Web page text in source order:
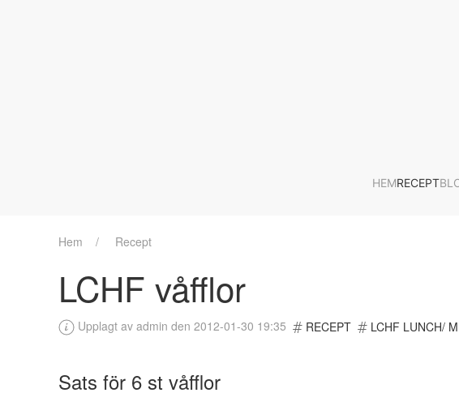
HEMRECEPT
Hem Recept
LCHF våfflor
Upplagt av admin den 2012-01-30 19:35 RECEPT LCHF LUNCH/
Sats för 6 st våfflor